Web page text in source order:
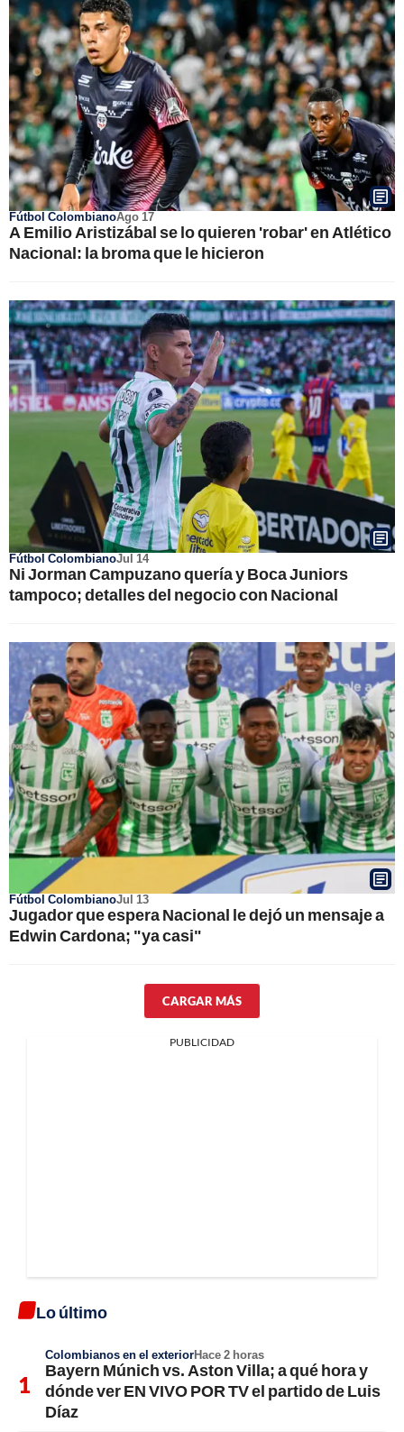
Fútbol ColombianoAgo 17
A Emilio Aristizábal se lo quieren 'robar' en Atlético
Nacional: la broma que le hicieron
Fútbol ColombianoJul 14
Ni Jorman Campuzano quería y Boca Juniors
tampoco; detalles del negocio con Nacional
Fútbol ColombianoJul 13
Jugador que espera Nacional le dejó un mensaje a
Edwin Cardona; "ya casi"
CARGAR MÁS
PUBLICIDAD
Lo último
Colombianos en el exteriorHace 2 horas
Bayern Múnich vs. Aston Villa; a qué hora y
dónde ver EN VIVO POR TV el partido de Luis
Díaz